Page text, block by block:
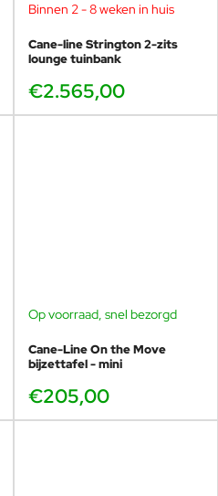
Binnen 2 - 8 weken in huis
Cane-line Strington 2-zits
lounge tuinbank
€2.565,00
Op voorraad, snel bezorgd
Cane-Line On the Move
bijzettafel - mini
€205,00